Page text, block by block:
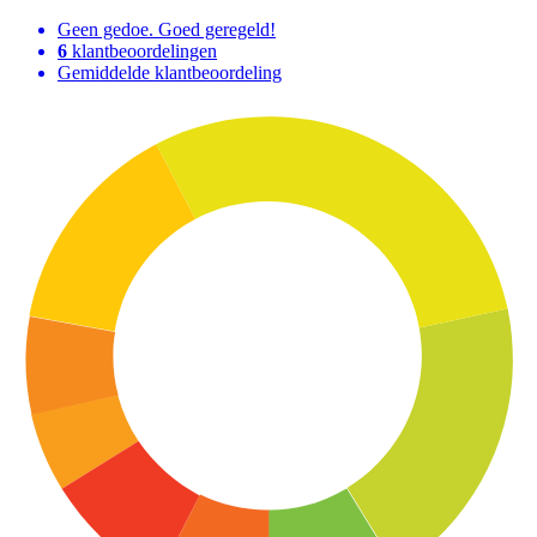
Geen gedoe. Goed geregeld!
6 klantbeoordelingen
Gemiddelde klantbeoordeling